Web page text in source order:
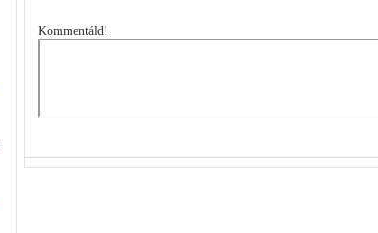
Kommentáld!